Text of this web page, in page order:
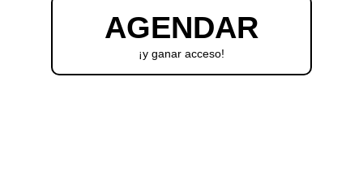
AGENDAR
¡y ganar acceso!